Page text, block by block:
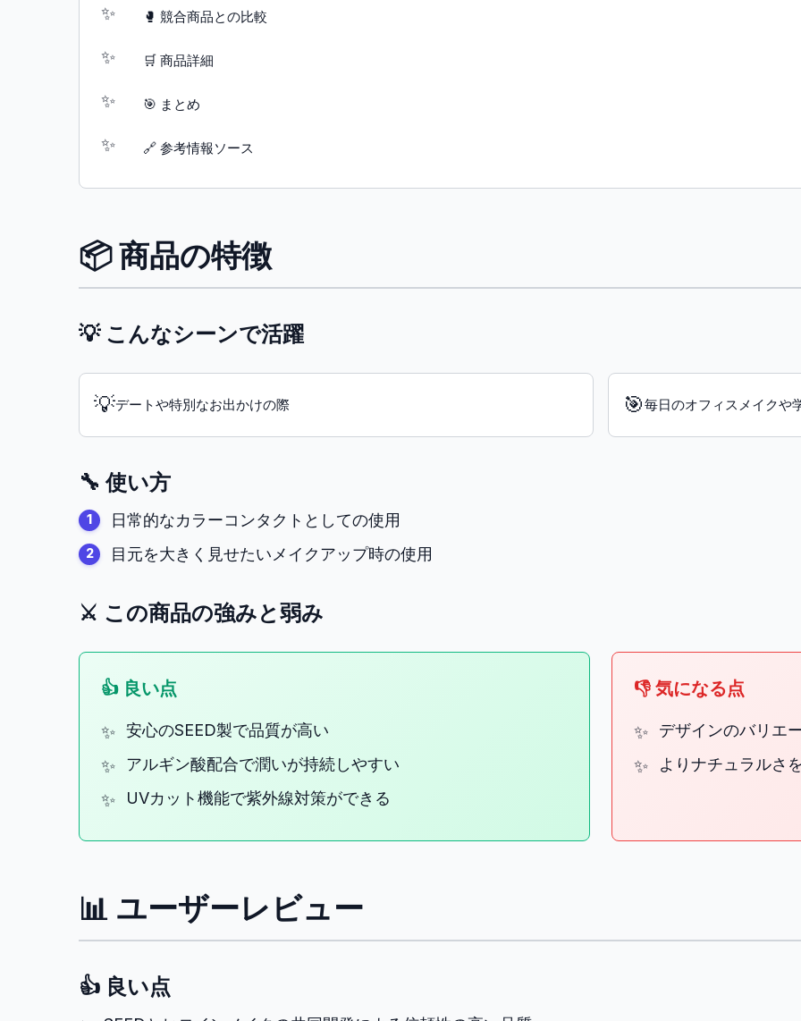
🥊 競合商品との比較
🛒 商品詳細
🎯 まとめ
🔗 参考情報ソース
📦 商品の特徴
💡 こんなシーンで活躍
💡デートや特別なお出かけの際 🎯毎日のオフィスメイクや
🔧 使い方
日常的なカラーコンタクトとしての使用
目元を大きく見せたいメイクアップ時の使用
⚔️ この商品の強みと弱み
👍 良い点
安心のSEED製で品質が高い
アルギン酸配合で潤いが持続しやすい
UVカット機能で紫外線対策ができる
👎 気になる点
デザインのバリエ
よりナチュラルさ
📊 ユーザーレビュー
👍 良い点